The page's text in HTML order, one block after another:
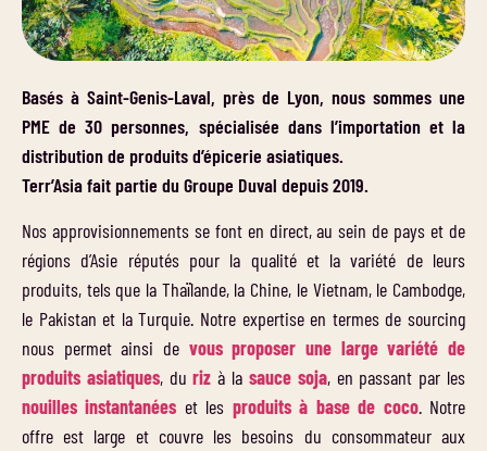
Basés à Saint-Genis-Laval, près de Lyon, nous sommes une
PME de 30 personnes, spécialisée dans l’importation et la
distribution de produits d’épicerie asiatiques.
Terr’Asia fait partie du Groupe Duval depuis 2019.
Nos approvisionnements se font en direct, au sein de pays et de
régions d’Asie réputés pour la qualité et la variété de leurs
produits, tels que la Thaïlande, la Chine, le Vietnam, le Cambodge,
le Pakistan et la Turquie. Notre expertise en termes de sourcing
nous permet ainsi de vous proposer une large variété de
produits asiatiques, duriz à la sauce soja, en passant par les
nouilles instantanées et les produits à base de coco. Notre
offre est large et couvre les besoins du consommateur aux